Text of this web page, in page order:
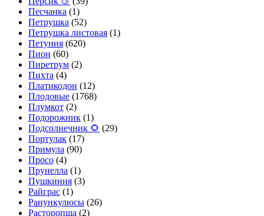
Песчанка (1)
Петрушка (52)
Петрушка листовая (1)
Петуния (620)
Пион (60)
Пиретрум (2)
Пихта (4)
Платикодон (12)
Плодовые (1768)
Плумкот (2)
Подорожник (1)
Подсолнечник 🌻 (29)
Портулак (17)
Примула (90)
Просо (4)
Прунелла (1)
Пушкиния (3)
Райграс (1)
Ранункулюсы (26)
Расторопша (2)